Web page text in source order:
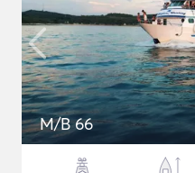
M/B 66